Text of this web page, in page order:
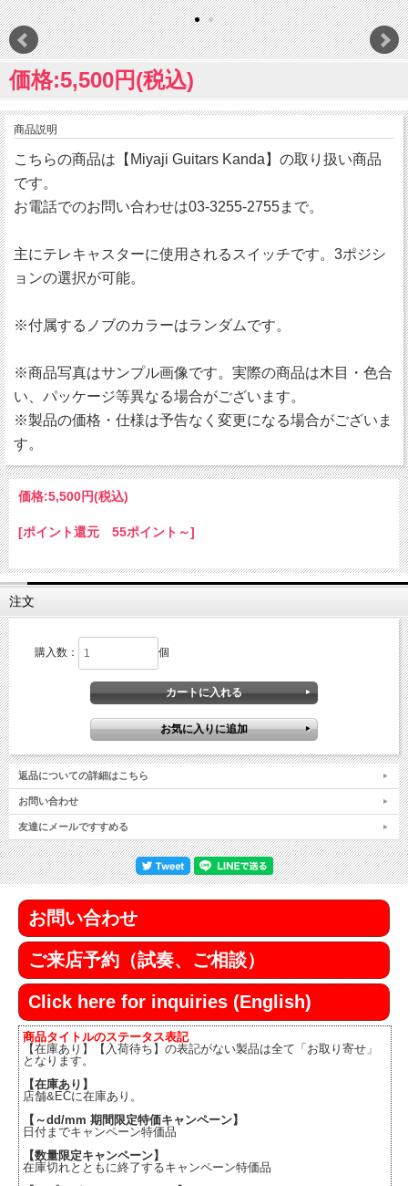
価格:5,500円(税込)
商品説明
こちらの商品は【Miyaji Guitars Kanda】の取り扱い商品
です。
お電話でのお問い合わせは03-3255-2755まで。
主にテレキャスターに使用されるスイッチです。3ポジシ
ョンの選択が可能。
※付属するノブのカラーはランダムです。
※商品写真はサンプル画像です。実際の商品は木目・色合
い、パッケージ等異なる場合がございます。
※製品の価格・仕様は予告なく変更になる場合がございま
す。
価格:5,500円(税込)
[ポイント還元 55ポイント～]
注文
購入数： 個
返品についての詳細はこちら
お問い合わせ
友達にメールですすめる
お問い合わせ
ご来店予約（試奏、ご相談）
Click here for inquiries (English)
商品タイトルのステータス表記
【在庫あり】【入荷待ち】の表記がない製品は全て「お取り寄せ」
となります。
【在庫あり】
店舗&ECに在庫あり。
【～dd/mm 期間限定特価キャンペーン】
日付までキャンペーン特価品
【数量限定キャンペーン】
在庫切れとともに終了するキャンペーン特価品